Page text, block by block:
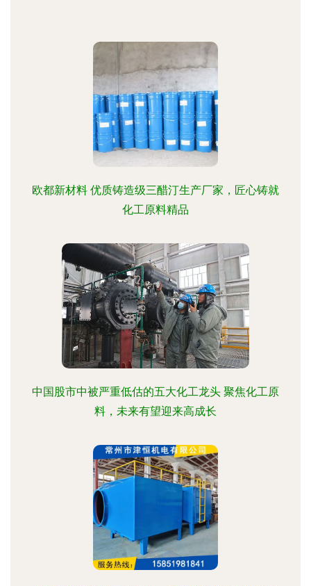
欧都新材料 优质铸造级三醋汀生产厂家，匠心铸就
化工原料精品
中国股市中被严重低估的五大化工龙头 聚焦化工原
料，未来有望迎来高成长